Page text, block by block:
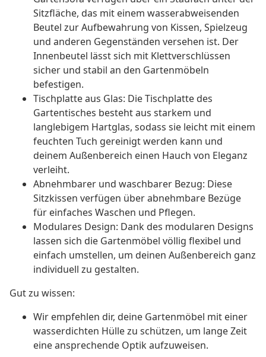
Sitzfläche, das mit einem wasserabweisenden
Beutel zur Aufbewahrung von Kissen, Spielzeug
und anderen Gegenständen versehen ist. Der
Innenbeutel lässt sich mit Klettverschlüssen
sicher und stabil an den Gartenmöbeln
befestigen.
Tischplatte aus Glas: Die Tischplatte des
Gartentisches besteht aus starkem und
langlebigem Hartglas, sodass sie leicht mit einem
feuchten Tuch gereinigt werden kann und
deinem Außenbereich einen Hauch von Eleganz
verleiht.
Abnehmbarer und waschbarer Bezug: Diese
Sitzkissen verfügen über abnehmbare Bezüge
für einfaches Waschen und Pflegen.
Modulares Design: Dank des modularen Designs
lassen sich die Gartenmöbel völlig flexibel und
einfach umstellen, um deinen Außenbereich ganz
individuell zu gestalten.
Gut zu wissen:
Wir empfehlen dir, deine Gartenmöbel mit einer
wasserdichten Hülle zu schützen, um lange Zeit
eine ansprechende Optik aufzuweisen.